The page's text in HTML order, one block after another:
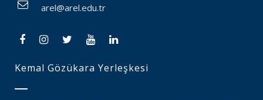
arel@arel.edu.tr
Kemal Gözükara Yerleşkesi